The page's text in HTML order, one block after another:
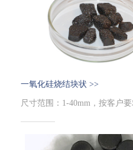
一氧化硅烧结块状 >>